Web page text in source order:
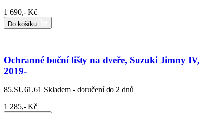
1 690,- Kč
Do košíku
Ochranné boční lišty na dveře, Suzuki Jimny IV,
2019-
85.SU61.61 Skladem - doručení do 2 dnů
1 285,- Kč